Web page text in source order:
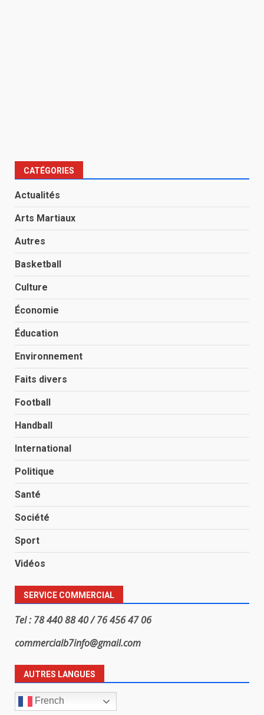
CATÉGORIES
Actualités
Arts Martiaux
Autres
Basketball
Culture
Économie
Éducation
Environnement
Faits divers
Football
Handball
International
Politique
Santé
Société
Sport
Vidéos
SERVICE COMMERCIAL
Tel : 78 440 88 40 / 76 456 47 06
commercialb7info@gmail.com
AUTRES LANGUES
French